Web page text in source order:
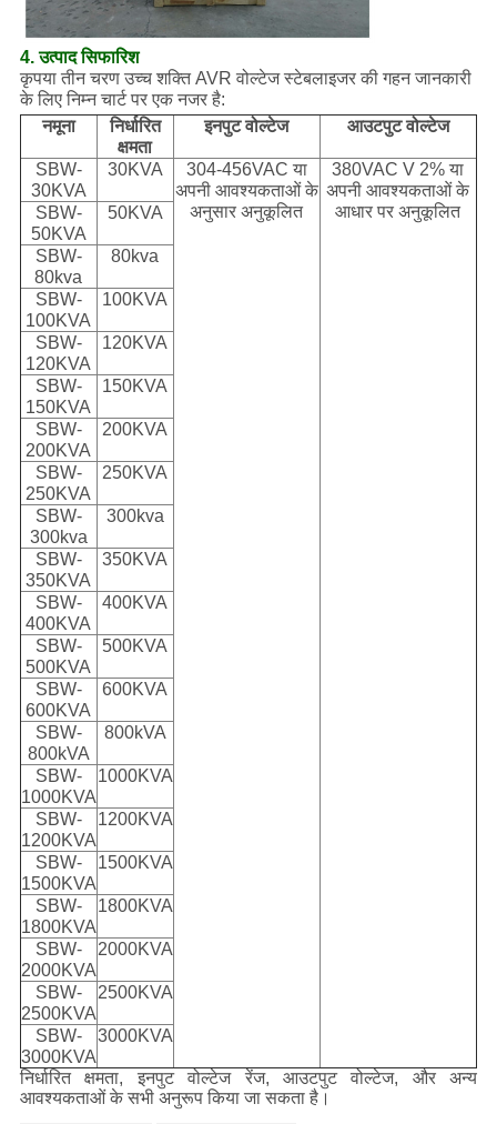
4. उत्पाद सिफारिश
कृपया तीन चरण उच्च शक्ति AVR वोल्टेज स्टेबलाइजर की गहन जानकारी
के लिए निम्न चार्ट पर एक नजर है:
नमूना
निर्धारित
क्षमता
इनपुट वोल्टेज आउटपुट वोल्टेज
SBW-
30KVA
30KVA
304-456VAC या
अपनी आवश्यकताओं के
अनुसार अनुकूलित
380VAC V 2% या
अपनी आवश्यकताओं के
आधार पर अनुकूलित
SBW-
50KVA
50KVA
SBW-
80kva
80kva
SBW-
100KVA
100KVA
SBW-
120KVA
120KVA
SBW-
150KVA
150KVA
SBW-
200KVA
200KVA
SBW-
250KVA
250KVA
SBW-
300kva
300kva
SBW-
350KVA
350KVA
SBW-
400KVA
400KVA
SBW-
500KVA
500KVA
SBW-
600KVA
600KVA
SBW-
800kVA
800kVA
SBW-
1000KVA
1000KVA
SBW-
1200KVA
1200KVA
SBW-
1500KVA
1500KVA
SBW-
1800KVA
1800KVA
SBW-
2000KVA
2000KVA
SBW-
2500KVA
2500KVA
SBW-
3000KVA
3000KVA
निर्धारित क्षमता, इनपुट वोल्टेज रेंज, आउटपुट वोल्टेज, और अन्य
आवश्यकताओं के सभी अनुरूप किया जा सकता है।